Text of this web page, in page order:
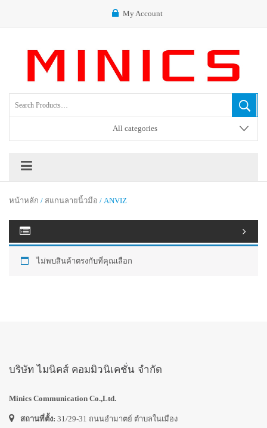
My Account
All categories
หน้าหลัก / สแกนลายนิ้วมือ / ANVIZ
ไม่พบสินค้าตรงกับที่คุณเลือก
บริษัท ไมนิคส์ คอมมิวนิเคชั่น จำกัด
Minics Communication Co.,Ltd.
สถานที่ตั้ง: 31/29-31 ถนนอำมาตย์ ตำบลในเมือง